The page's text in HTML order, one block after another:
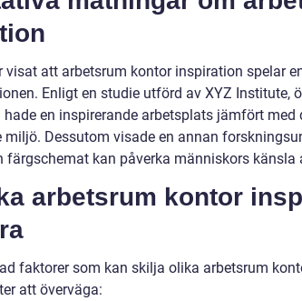
visat att arbetsrum kontor inspiration spelar
Enligt en studie utförd av XYZ Institute,
en inspirerande arbetsplats jämfört med
miljö. Dessutom visade en annan
färgschemat kan påverka människors
arbetsrum kontor
faktorer som kan skilja olika arbetsrum
att överväga: